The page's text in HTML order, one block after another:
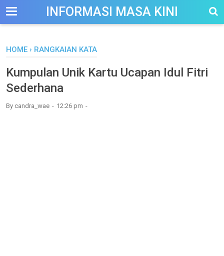
--> INFORMASI MASA KINI
HOME › RANGKAIAN KATA
Kumpulan Unik Kartu Ucapan Idul Fitri
Sederhana
By candra_wae 12:26 pm